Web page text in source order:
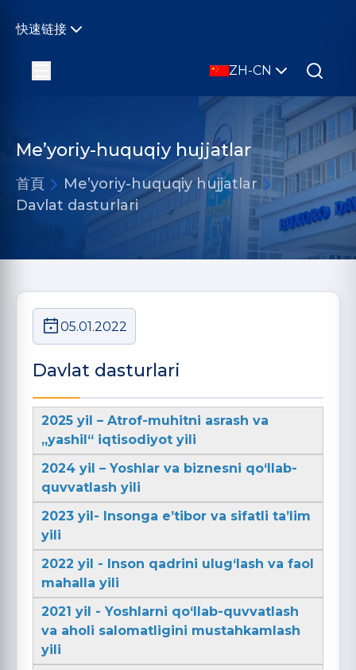
快速链接
ZH-CN
Me’yoriy-huquqiy hujjatlar
首頁
Me’yoriy-huquqiy hujjatlar
Davlat dasturlari
05.01.2022
Davlat dasturlari
2025 yil – Atrof-muhitni asrash va
„yashil“ iqtisodiyot yili
2024 yil – Yoshlar va biznesni qo‘llab-
quvvatlash yili
2023 yil- Insonga e’tibor va sifatli ta’lim
yili
2022 yil - Inson qadrini ulug‘lash va faol
mahalla yili
2021 yil - Yoshlarni qo‘llab-quvvatlash
va aholi salomatligini mustahkamlash
yili